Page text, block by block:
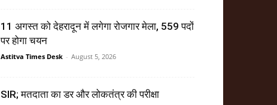
11 अगस्त को देहरादून में लगेगा रोजगार मेला, 559 पदों
पर होगा चयन
Astitva Times Desk - August 5, 2026
SIR; मतदाता का डर और लोकतंत्र की परीक्षा